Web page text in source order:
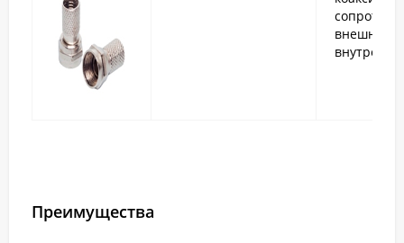
внешней
Преимущества